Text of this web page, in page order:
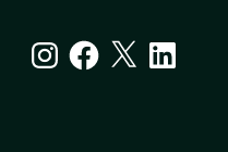
InstagramFacebook
X LinkedIn